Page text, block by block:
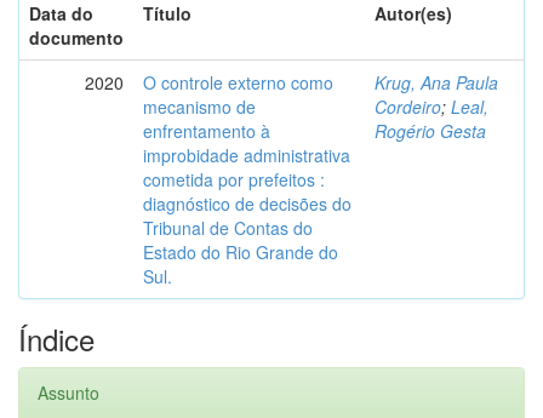
Data do
documento
Título Autor(es)
2020
O controle externo como
mecanismo de
enfrentamento à
improbidade administrativa
cometida por prefeitos :
diagnóstico de decisões do
Tribunal de Contas do
Estado do Rio Grande do
Sul.
Krug, Ana Paula
Cordeiro; Leal,
Rogério Gesta
Índice
Assunto